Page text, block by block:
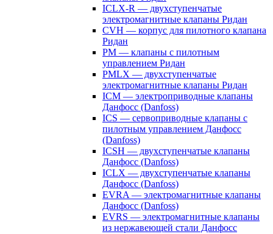
ICLX-R — двухступенчатые
электромагнитные клапаны Ридан
CVH — корпус для пилотного клапана
Ридан
PM — клапаны с пилотным
управлением Ридан
PMLX — двухступенчатые
электромагнитные клапаны Ридан
ICM — электроприводные клапаны
Данфосс (Danfoss)
ICS — сервоприводные клапаны с
пилотным управлением Данфосс
(Danfoss)
ICSH — двухступенчатые клапаны
Данфосс (Danfoss)
ICLX — двухступенчатые клапаны
Данфосс (Danfoss)
EVRA — электромагнитные клапаны
Данфосс (Danfoss)
EVRS — электромагнитные клапаны
из нержавеющей стали Данфосс